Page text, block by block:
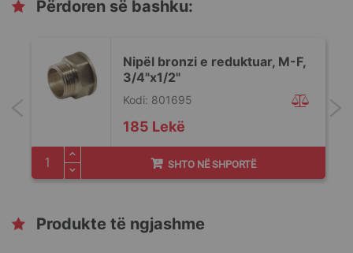
Përdoren së bashku:
Nipël bronzi e reduktuar, M-F,
3/4"x1/2"
185 Lekë
Kodi: 801695
SHTO NË SHPORTË
Produkte të ngjashme